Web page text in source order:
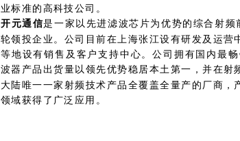
业标准的高科技公司。
开元通信是一家以先进滤波芯片为优势的综合射
轮领投企业。公司目前在上海张江设有研发及运营
等地设有销售及客户支持中心。公司拥有国内最
波器产品出货量以领先优势稳居本土第一，并在射
大陆唯一一家射频技术产品全覆盖全量产的厂商
领域获得了广泛应用。